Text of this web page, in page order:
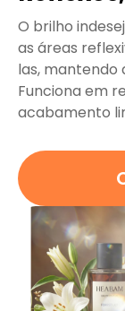
O brilho
as áreas
las, mantendo
Funciona em
acabamento